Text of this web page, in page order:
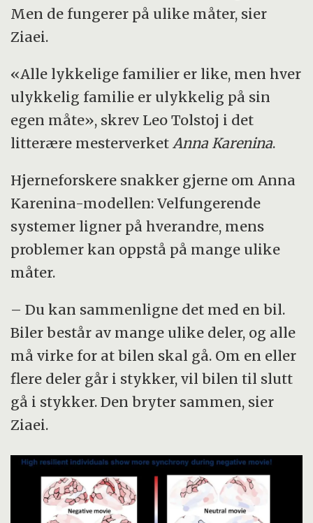
Men de fungerer på ulike måter, sier
Ziaei.
«Alle lykkelige familier er like, men hver
ulykkelig familie er ulykkelig på sin
egen måte», skrev Leo Tolstoj i det
litterære mesterverket Anna Karenina.
Hjerneforskere snakker gjerne om Anna
Karenina-modellen: Velfungerende
systemer ligner på hverandre, mens
problemer kan oppstå på mange ulike
måter.
– Du kan sammenligne det med en bil.
Biler består av mange ulike deler, og alle
må virke for at bilen skal gå. Om en eller
flere deler går i stykker, vil bilen til slutt
gå i stykker. Den bryter sammen, sier
Ziaei.